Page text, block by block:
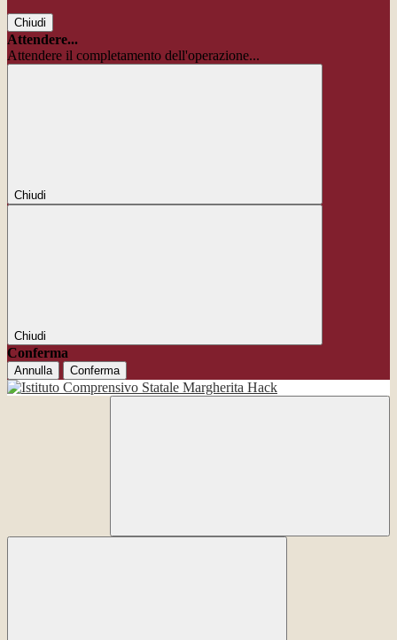
Chiudi
Attendere...
Attendere il completamento dell'operazione...
Chiudi
Chiudi
Conferma
Annulla Conferma